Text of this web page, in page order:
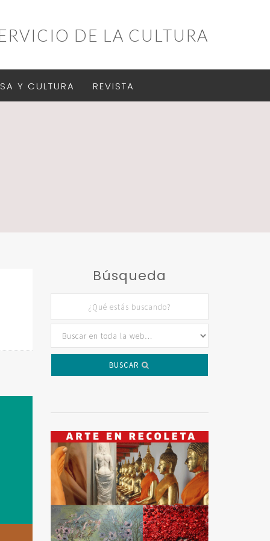
DE LA CULTURA
Y CULTURA REVISTA
Búsqueda
BUSCAR